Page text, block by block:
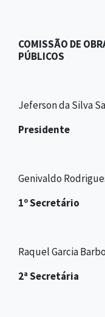
COMISSÃO DE
PÚBLICOS
Jeferson da Silva
Presidente
Genivaldo
1º Secretário
Raquel Garcia
2ª Secretária